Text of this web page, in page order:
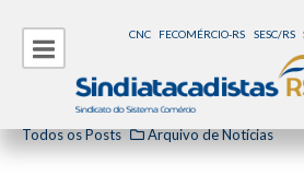
CNC FECOMÉRCIO-RS SESC/RS
Todos os Posts Arquivo de Notícias